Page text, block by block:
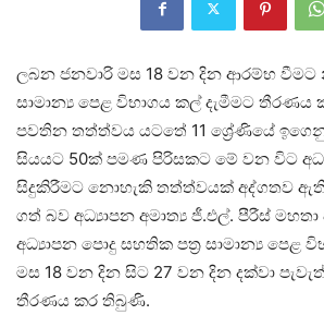
ලබන ජනවාරි මස 18 වන දින ආරම්භ
සාමාන්‍ය පෙළ විභාගය කල් දැමීමට තීරණය
පවතින තත්ත්වය යටතේ 11 ශ්‍රේණියේ
සියයට 50ක් පමණ පිරිසකට මේ වන විට
සිදුකිරීමට නොහැකි තත්ත්වයක් අද්ගතව
ගත් බව අධ්‍යාපන අමාත්‍ය ජී.එල්. පීරීස්
අධ්‍යාපන පොදු සහතික පත්‍ර සාමාන්‍ය පෙළ
මස 18 වන දින සිට 27 වන දින දක්වා
තීරණය කර තිබුණි.